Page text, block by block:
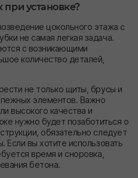
при установке?
цокольного этажа с
не самая легкая задача.
с возникающими
количество деталей,
не только щиты, брусы и
элементов. Важно
высокого качества и
нужно будет позаботиться о
обязательно следует
вы хотите использовать
время и сноровка,
бетона.